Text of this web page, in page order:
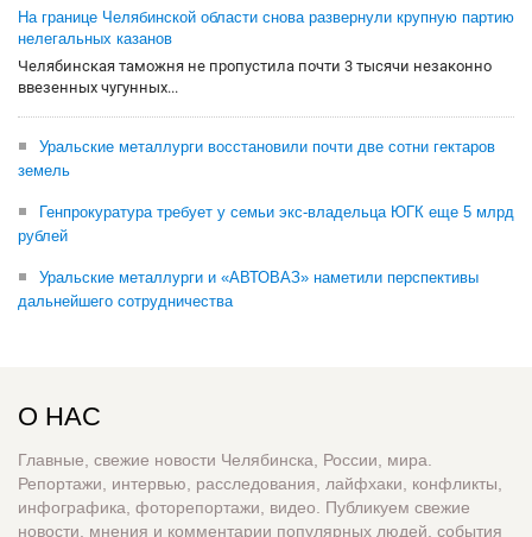
На границе Челябинской области снова развернули крупную партию
нелегальных казанов
Челябинская таможня не пропустила почти 3 тысячи незаконно
ввезенных чугунных...
Уральские металлурги восстановили почти две сотни гектаров
земель
Генпрокуратура требует у семьи экс-владельца ЮГК еще 5 млрд
рублей
Уральские металлурги и «АВТОВАЗ» наметили перспективы
дальнейшего сотрудничества
О НАС
Главные, свежие новости Челябинска, России, мира.
Репортажи, интервью, расследования, лайфхаки, конфликты,
инфографика, фоторепортажи, видео. Публикуем свежие
новости, мнения и комментарии популярных людей, события